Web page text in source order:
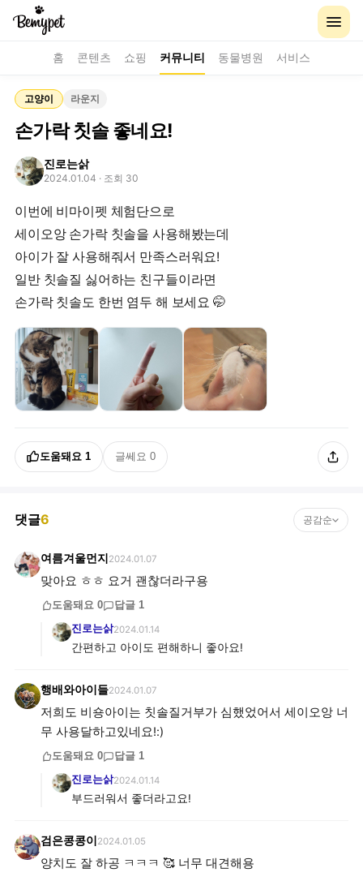
홈 콘텐츠 쇼핑 커뮤니티 동물병원 서비스
고양이 라운지
손가락 칫솔 좋네요!
진로는삵
2024.01.04 · 조회 30
이번에 비마이펫 체험단으로
세이오앙 손가락 칫솔을 사용해봤는데
아이가 잘 사용해줘서 만족스러워요!
일반 칫솔질 싫어하는 친구들이라면
손가락 칫솔도 한번 염두 해 보세요 🤭
도움돼요 1 글쎄요 0
댓글6 공감순
여름겨울먼지 2024.01.07
맞아요 ㅎㅎ 요거 괜찮더라구용
도움돼요 0 답글 1
진로는삵2024.01.14
간편하고 아이도 편해하니 좋아요!
행배와아이들2024.01.07
저희도 비숑아이는 칫솔질거부가 심했었어서 세이오앙 너
무 사용달하고있네요!:)
도움돼요 0 답글 1
진로는삵2024.01.14
부드러워서 좋더라고요!
검은콩콩이 2024.01.05
양치도 잘 하공 ㅋㅋㅋ 🥰 너무 대견해용